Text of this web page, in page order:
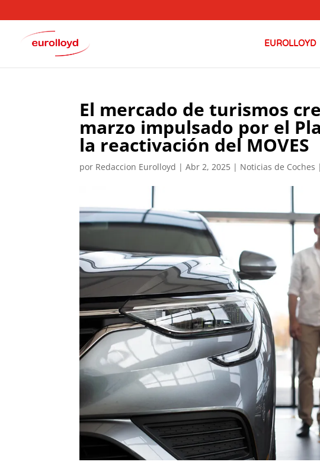
EUROLLOYD
El mercado de turismos
marzo impulsado por el
la reactivación del MOVES
por Redaccion Eurolloyd |Abr 2, 2025 | Noticias de Coches